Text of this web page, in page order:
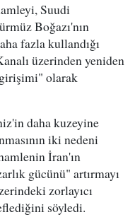
Suudi
Boğazı'nın
fazla kullandığı
üzerinden yeniden
olarak
daha kuzeyine
iki nedeni
İran'ın
gücünü" artırmayı
zorlayıcı
söyledi.